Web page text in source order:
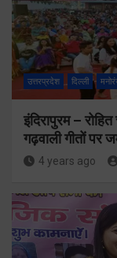
उत्तरप्रदेश दिल्ली
इंदिरापुरम –
गढ़वाली गीतों पर
4 years ago